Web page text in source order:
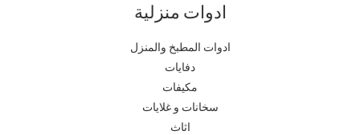
ادوات منزلية
ادوات المطبخ والمنزل
دفايات
مكيفات
سخانات و غلايات
اثاث